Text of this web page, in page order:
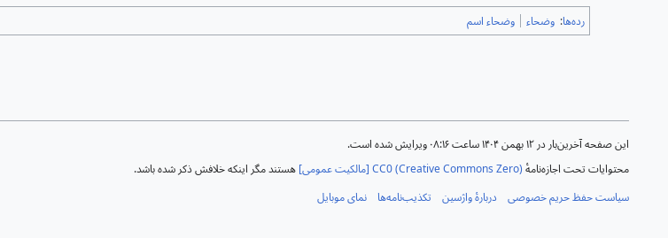
رده‌ها: وضحاء وضحاء اسم
این صفحه آخرین‌بار در ‏۱۲ بهمن ۱۴۰۴ ساعت ‏۰۸:۱۶ ویرایش شده است.
محتوایات تحت اجازه‌نامهٔ CC0 (Creative Commons Zero) [مالکیت عمومی]
هستند مگر اینکه خلافش ذکر شده باشد.
سیاست حفظ حریم خصوصی
دربارهٔ واژسین تکذیب‌نامه‌ها نمای موبایل